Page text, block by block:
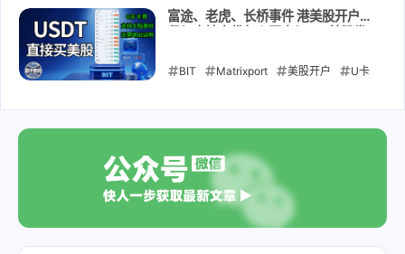
富途、老虎、长桥事件 港美股开户收
接入金｜无需海外地址证明｜无需海
外银行账户｜开户到入金教程
BIT Matrixport 美股开户 U卡
融科技 券商评测
2026-05-24